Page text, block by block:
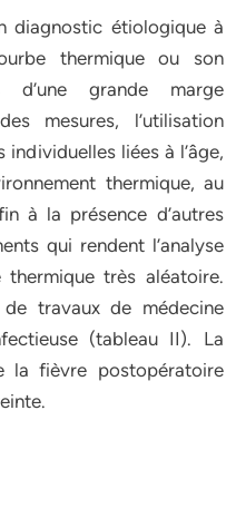
diagnostic étiologique à
thermique ou son
d’une grande marge
mesures, l’utilisation
liées à l’âge,
thermique, au
à la présence d’autres
qui rendent l’analyse
très aléatoire.
travaux de médecine
(tableau II). La
la fièvre postopératoire